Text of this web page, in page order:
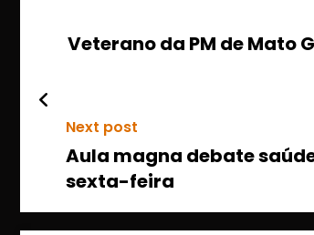
Veterano da PM de Mato
Next post
Aula magna debate
sexta-feira